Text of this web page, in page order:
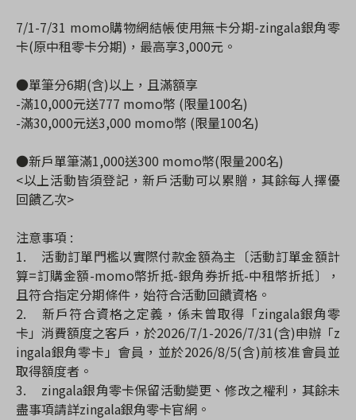
7/1-7/31 momo購物網結帳使用無卡分期-zingala銀角零
卡(原中租零卡分期)，最高享3,000元。
●單筆分6期(含)以上，且滿額享
-滿10,000元送777 momo幣 (限量100名)
-滿30,000元送3,000 momo幣 (限量100名)
●新戶單筆滿1,000送300 momo幣(限量200名)
<以上活動皆須登記，新戶活動可以累贈，其餘每人擇優
回饋乙次>
注意事項 :
1.
活動訂單門檻以實際付款金額為主〔活動訂單金額計
算=訂購金額-momo幣折抵-銀角券折抵-中租幣折抵〕，
且符合指定分期條件，始符合活動回饋資格。
2.
新戶符合資格之定義，係未曾取得「zingala銀角零
卡」消費額度之客戶，於2026/7/1-2026/7/31(含)申辦「z
ingala銀角零卡」會員，並於2026/8/5(含)前核准會員並
取得額度者。
3.
zingala銀角零卡保留活動變更、修改之權利，其餘未
盡事項請詳zingala銀角零卡官網。